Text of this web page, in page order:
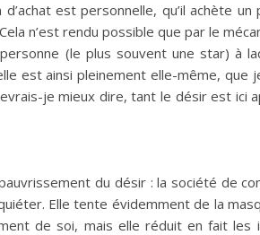
est personnelle, qu’il achète
n’est rendu possible que par le
(le plus souvent une star) à
est ainsi pleinement elle-même, que
je mieux dire, tant le désir est ici
du désir : la société de
Elle tente évidemment de la
de soi, mais elle réduit en fait les